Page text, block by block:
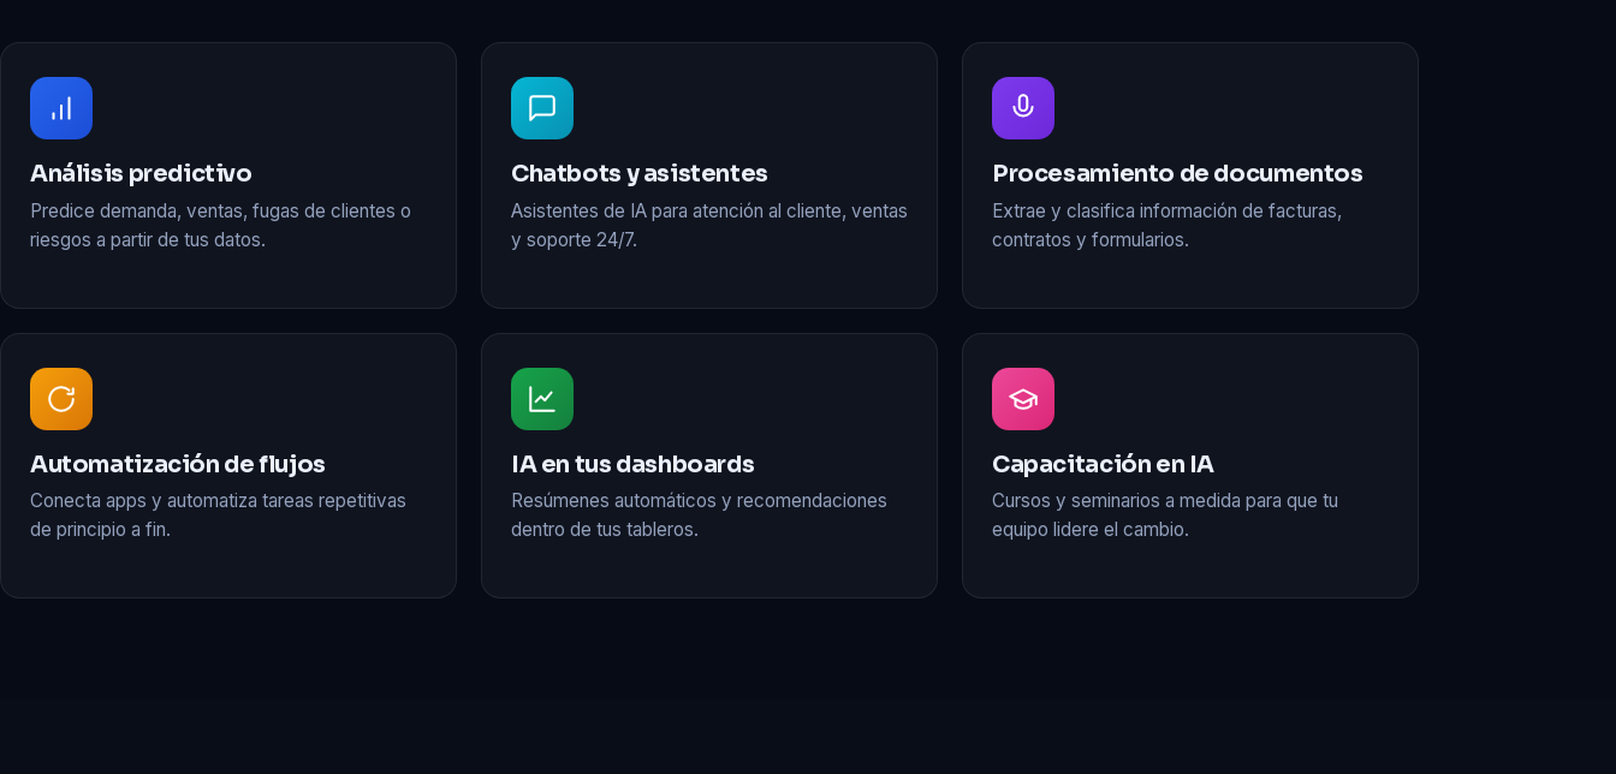
Análisis predictivo
Predice demanda, ventas, fugas de clientes o
riesgos a partir de tus datos.
Chatbots y asistentes
Asistentes de IA para atención al cliente, ventas
y soporte 24/7.
Procesamiento de documentos
Extrae y clasifica información de facturas,
contratos y formularios.
Automatización de flujos
Conecta apps y automatiza tareas repetitivas
de principio a fin.
IA en tus dashboards
Resúmenes automáticos y recomendaciones
dentro de tus tableros.
Capacitación en IA
Cursos y seminarios a medida para que tu
equipo lidere el cambio.